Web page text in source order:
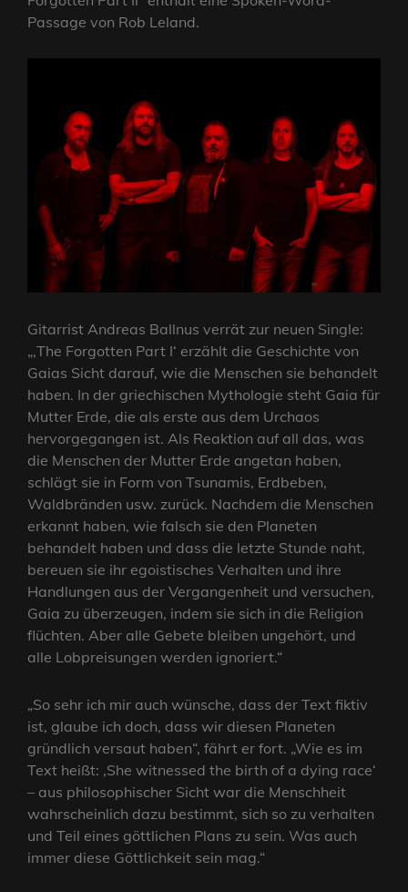
Passage von Rob Leland.
Gitarrist Andreas Ballnus verrät zur neuen Single:
„‚The Forgotten Part I‘ erzählt die Geschichte von
Gaias Sicht darauf, wie die Menschen sie behandelt
haben. In der griechischen Mythologie steht Gaia für
Mutter Erde, die als erste aus dem Urchaos
hervorgegangen ist. Als Reaktion auf all das, was
die Menschen der Mutter Erde angetan haben,
schlägt sie in Form von Tsunamis, Erdbeben,
Waldbränden usw. zurück. Nachdem die Menschen
erkannt haben, wie falsch sie den Planeten
behandelt haben und dass die letzte Stunde naht,
bereuen sie ihr egoistisches Verhalten und ihre
Handlungen aus der Vergangenheit und versuchen,
Gaia zu überzeugen, indem sie sich in die Religion
flüchten. Aber alle Gebete bleiben ungehört, und
alle Lobpreisungen werden ignoriert.“
„So sehr ich mir auch wünsche, dass der Text fiktiv
ist, glaube ich doch, dass wir diesen Planeten
gründlich versaut haben“, fährt er fort. „Wie es im
Text heißt: ‚She witnessed the birth of a dying race‘
– aus philosophischer Sicht war die Menschheit
wahrscheinlich dazu bestimmt, sich so zu verhalten
und Teil eines göttlichen Plans zu sein. Was auch
immer diese Göttlichkeit sein mag.“